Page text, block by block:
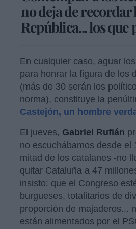
no deja de recordar
República... los
En cualquier caso, aguar
para honrar la figura de los
(más de 30 serán los
norma), constituye la
Castejón, un hombre
El jueves, Gabriel Rufián
no escuchábamos desde el
mitad de los catalanes -no
quitar Cataluña a 47
insisto: que el Congreso
burgueses, totalitarios de
proporción de majaderos...
están alimentados por el